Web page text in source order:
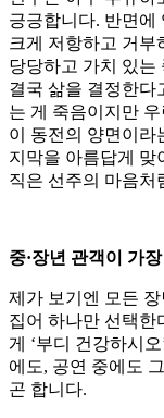
긍긍합니다. 반면에
크게 저항하고 거부
당당하고 가치 있는
결국 삶을 결정한다
는 게 죽음이지만
이 동전의 양면이라
지막을 아름답게 맞
직은 선주의 마음처
중·장년 관객이 가
제가 보기엔 모든
집어 하나만 선택한
게 ‘부디 건강하시
에도, 공연 중에도
곤 합니다.